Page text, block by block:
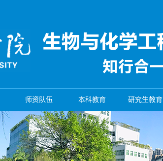
师资队伍 本科教育 研究生教育